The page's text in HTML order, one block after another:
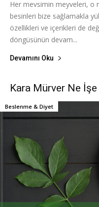
Her mevsimin meyveleri, o
besinleri bize sağlamakla
özellikleri ve içerikleri de
döngüsünün devam...
Devamını Oku
Kara Mürver Ne İşe
Beslenme & Diyet